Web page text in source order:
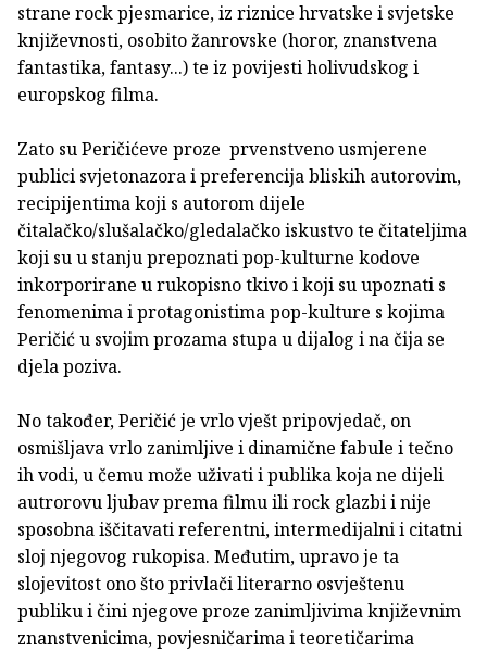
strane rock pjesmarice, iz riznice hrvatske i svjetske
književnosti, osobito žanrovske (horor, znanstvena
fantastika, fantasy...) te iz povijesti holivudskog i
europskog filma.
Zato su Peričićeve proze prvenstveno usmjerene
publici svjetonazora i preferencija bliskih autorovim,
recipijentima koji s autorom dijele
čitalačko/slušalačko/gledalačko iskustvo te čitateljima
koji su u stanju prepoznati pop-kulturne kodove
inkorporirane u rukopisno tkivo i koji su upoznati s
fenomenima i protagonistima pop-kulture s kojima
Peričić u svojim prozama stupa u dijalog i na čija se
djela poziva.
No također, Peričić je vrlo vješt pripovjedač, on
osmišljava vrlo zanimljive i dinamične fabule i tečno
ih vodi, u čemu može uživati i publika koja ne dijeli
autrorovu ljubav prema filmu ili rock glazbi i nije
sposobna iščitavati referentni, intermedijalni i citatni
sloj njegovog rukopisa. Međutim, upravo je ta
slojevitost ono što privlači literarno osvještenu
publiku i čini njegove proze zanimljivima književnim
znanstvenicima, povjesničarima i teoretičarima